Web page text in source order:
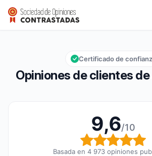
John Steel
Calificación global: 9,6 de 10
9,6/10
Opiniones de clientes
Certificado de
9,6/10
Basada en 4 973 opiniones